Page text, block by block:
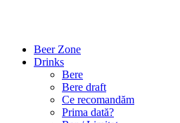
Beer Zone
Drinks
Bere
Bere draft
Ce recomandăm
Prima dată?